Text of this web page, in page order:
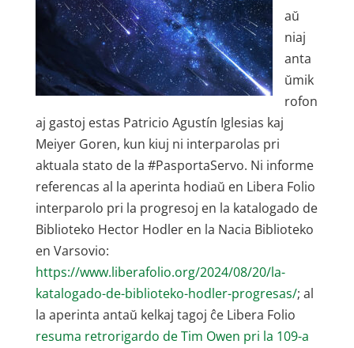
aŭ
niaj
anta
ŭmik
rofon
aj gastoj estas Patricio Agustín Iglesias kaj
Meiyer Goren, kun kiuj ni interparolas pri
aktuala stato de la #PasportaServo. Ni informe
referencas al la aperinta hodiaŭ en Libera Folio
interparolo pri la progresoj en la katalogado de
Biblioteko Hector Hodler en la Nacia Biblioteko
en Varsovio:
https://www.liberafolio.org/2024/08/20/la-
katalogado-de-biblioteko-hodler-progresas/; al
la aperinta antaŭ kelkaj tagoj ĉe Libera Folio
resuma retrorigardo de Tim Owen pri la 109-a